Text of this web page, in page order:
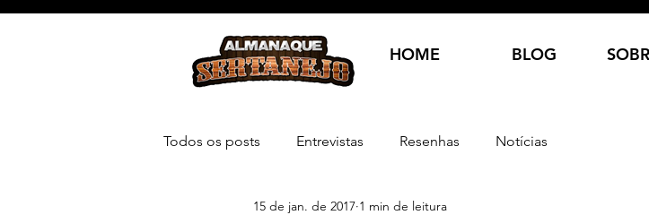
HOME BLOG
Todos os posts Entrevistas Resenhas Notícias
15 de jan. de 2017 1 min de leitura